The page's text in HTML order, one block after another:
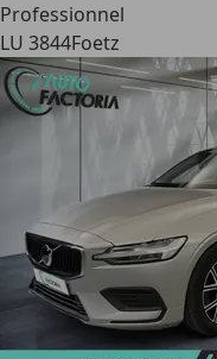
Professionnel
LU 3844Foetz